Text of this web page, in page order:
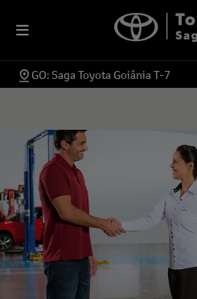
GO: Saga Toyota Goiânia T-7